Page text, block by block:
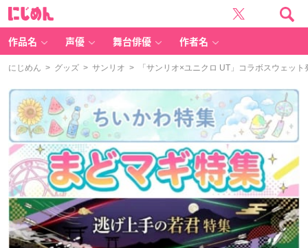
作品名 声優 舞台俳優 作者名
にじめん > グッズ > サンリオ > 「サンリオ×ユニクロ UT」コラボスウェッ